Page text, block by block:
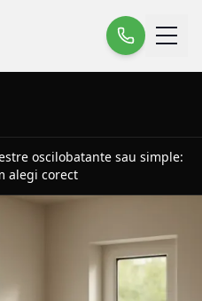
oscilobatante sau simple:
alegi corect